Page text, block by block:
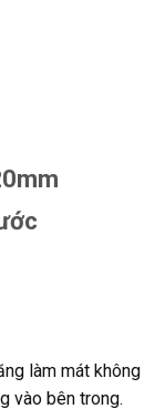
làm mát không
vào bên trong.